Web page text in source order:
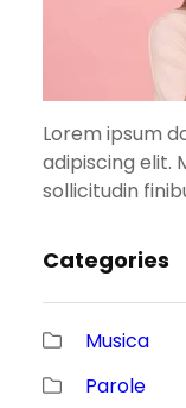
Lorem ipsum
adipiscing elit.
sollicitudin
Categories
Musica
Parole